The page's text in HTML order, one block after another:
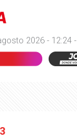
2026 - 12:24 -